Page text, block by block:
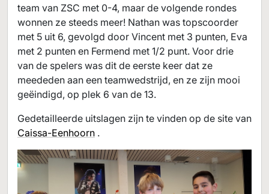
team van ZSC met 0-4, maar de volgende rondes
wonnen ze steeds meer! Nathan was topscoorder
met 5 uit 6, gevolgd door Vincent met 3 punten, Eva
met 2 punten en Fermend met 1/2 punt. Voor drie
van de spelers was dit de eerste keer dat ze
meededen aan een teamwedstrijd, en ze zijn mooi
geëindigd, op plek 6 van de 13.
Gedetailleerde uitslagen zijn te vinden op de site van
Caissa-Eenhoorn .